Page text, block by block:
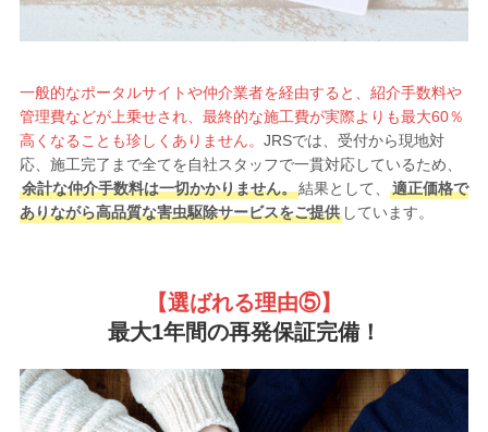
一般的なポータルサイトや仲介業者を経由すると、紹介手数料や
管理費などが上乗せされ、最終的な施工費が実際よりも最大60％
高くなることも珍しくありません。 JRSでは、受付から現地対
応、施工完了まで全てを自社スタッフで一貫対応しているため、
余計な仲介手数料は一切かかりません。結果として、
適正価格で
ありながら高品質な害虫駆除サービスをご提供しています。
【選ばれる理由⑤】
最大1年間の再発保証完備！